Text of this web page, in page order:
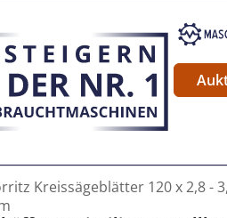
Kreissägeblätter 120 x 2,8 -